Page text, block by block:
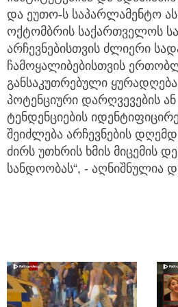
და ეუთო-ს საპარლამენტო
ოქტომბრის საქართველოს
არჩევნებისთვის ძლიერი
ჩამოყალიბებისთვის
განსაკუთრებული
პოტენციური დარღვევების
ტენდენციების
შეიძლება არჩევნების
ძირს უთხრის ხმის მიცემის
სანდოობას“, - აღნიშნულია